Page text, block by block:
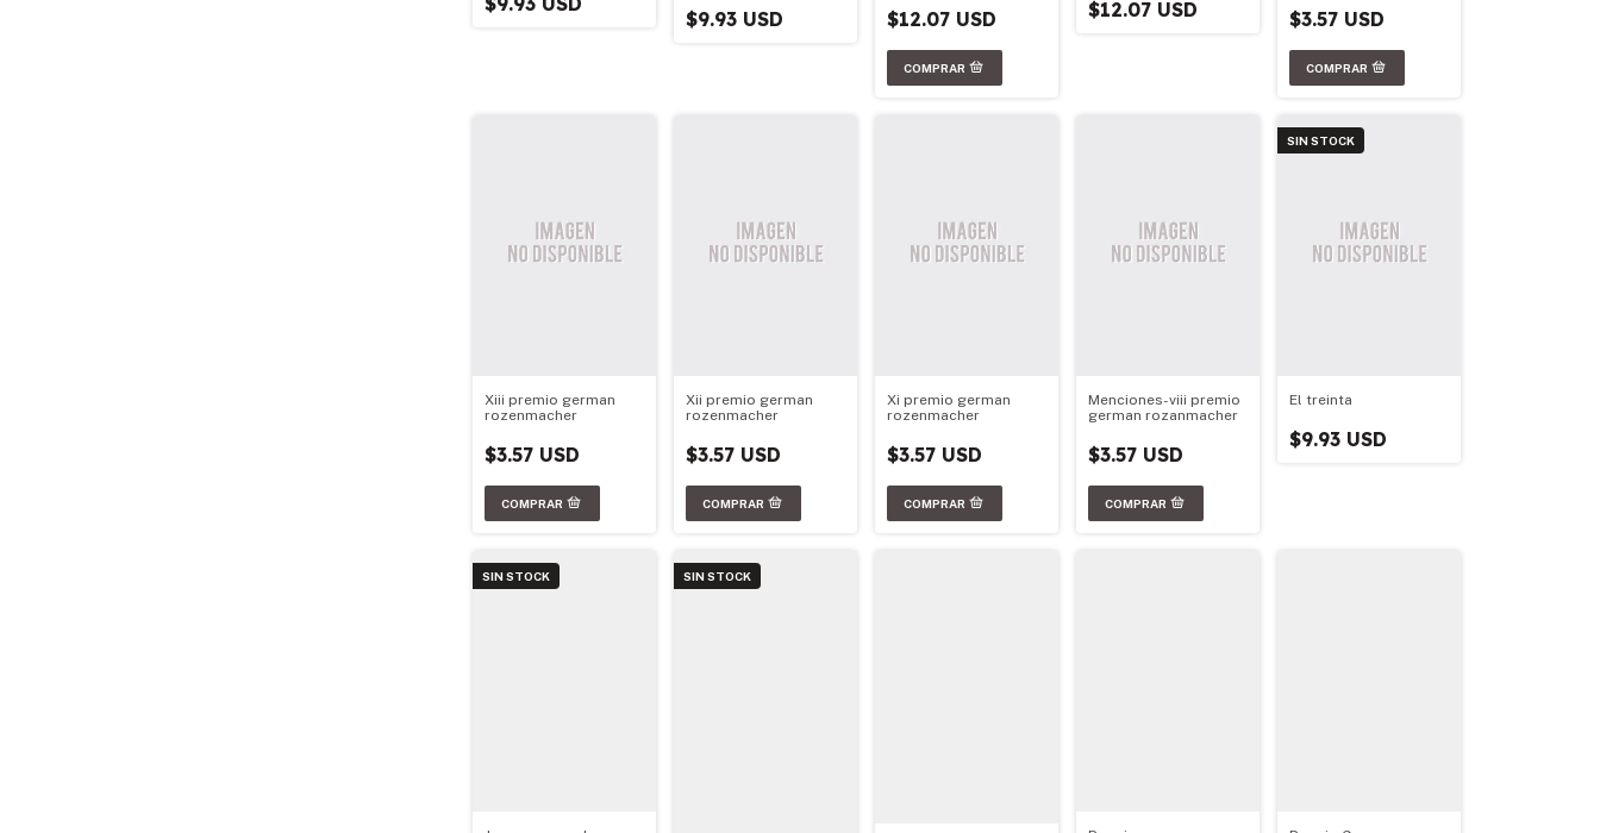
$9.93 USD $12.07 USD $12.07 USD $3.57 USD
Xiii premio german
rozenmacher
$3.57 USD
Xii premio german
rozenmacher
$3.57 USD
Xi premio german
rozenmacher
$3.57 USD
Menciones-viii premio
german rozanmacher
$3.57 USD
SIN STOCK
El treinta
$9.93 USD
SIN STOCK SIN STOCK